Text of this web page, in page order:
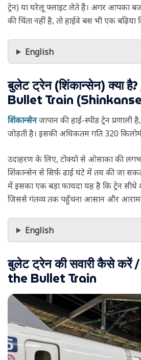
ट्रेन) या घरेलू फ्लाइट लेते हैं। अगर आपका
की चिंता नहीं है, तो हाईवे बस भी एक बढ़िया
English
बुलेट ट्रेन (शिंकान्सेन) क्या
Bullet Train
शिंकान्सेनजापान की हाई-स्पीड ट्रेन
जोड़ती है। इसकी अधिकतम गति 320
उदाहरण के लिए, टोक्यो से ओसाका की
शिंकान्सेन से सिर्फ़ ढाई घंटे में तय की जा
में इसका एक बड़ा फायदा यह है कि ट्रेन
जिससे गंतव्य तक पहुँचना आसान और
English
बुलेट ट्रेन की सवारी कैसे
the Bullet Train